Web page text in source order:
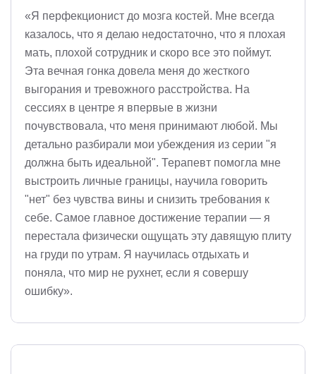
«Я перфекционист до мозга костей. Мне всегда
казалось, что я делаю недостаточно, что я плохая
мать, плохой сотрудник и скоро все это поймут.
Эта вечная гонка довела меня до жесткого
выгорания и тревожного расстройства. На
сессиях в центре я впервые в жизни
почувствовала, что меня принимают любой. Мы
детально разбирали мои убеждения из серии "я
должна быть идеальной". Терапевт помогла мне
выстроить личные границы, научила говорить
"нет" без чувства вины и снизить требования к
себе. Самое главное достижение терапии — я
перестала физически ощущать эту давящую плиту
на груди по утрам. Я научилась отдыхать и
поняла, что мир не рухнет, если я совершу
ошибку».